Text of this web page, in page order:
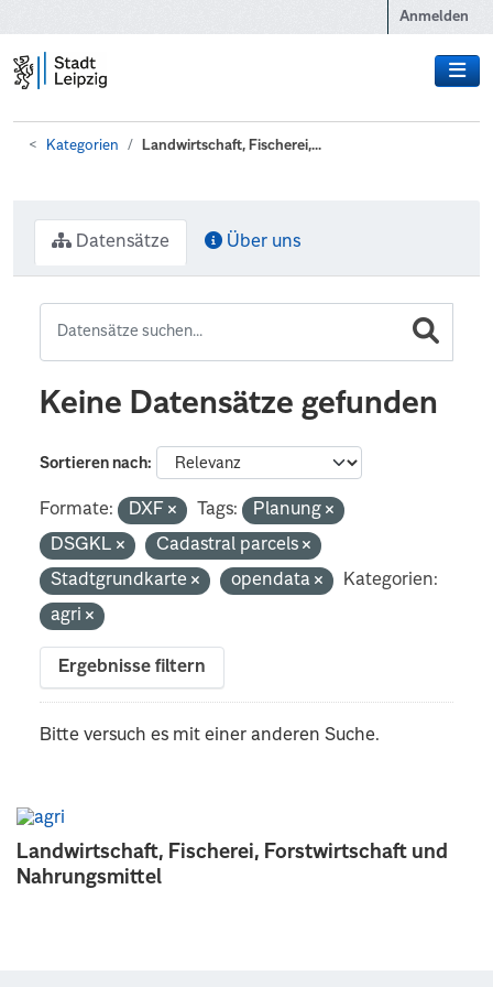
Anmelden
Kategorien Landwirtschaft, Fischerei,...
Landwirtschaft, Fischerei, Forstwirtschaft und
Nahrungsmittel
Datensätze Über uns
Keine Datensätze gefunden
Sortieren nach
Formate: DXF Tags:
Planung
DSGKL
Cadastral parcels
Stadtgrundkarte
opendata
Kategorien:
agri
Ergebnisse filtern
Bitte versuch es mit einer anderen Suche.